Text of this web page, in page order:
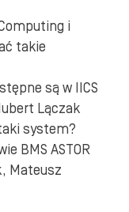
i
takie
są w IICS
Lączak
system?
BMS ASTOR
Mateusz